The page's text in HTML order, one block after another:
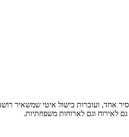
אחד, ועוברות בישול איטי
לאירוח וגם לארוחות משפחתיות.